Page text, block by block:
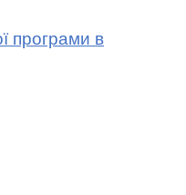
програми в